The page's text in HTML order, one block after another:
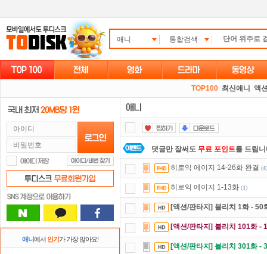
애니 통합검색
TOP100 최신애니 액
애니에서 인기가 가장 많아요!
댓글만 잘써도무료 포인트
정액제 할인쿠폰 사용방법안내
숨어있는 카드 마일리지 조회하고
포인트 할인쿠폰 사용방법안내
요즘 뭐가 재밌지?
출석체크이벤트!매일매일출석체
히로익 에이지 14-26화 완결 (4)
히로익 에이지 1-13화 (1)
[액션/판타지] 블리치 1화 - 50
[액션/판타지] 블리치 101화 -
[액션/판타지] 블리치 301화 -